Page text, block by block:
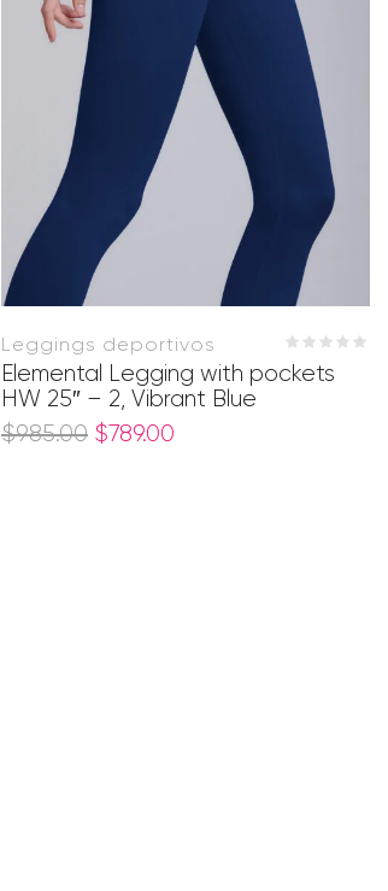
Leggings deportivos
Elemental Legging with pockets
HW 25″ – 2, Vibrant Blue
$985.00 $789.00